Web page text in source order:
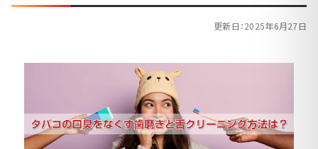
更新日：2025年6月27日